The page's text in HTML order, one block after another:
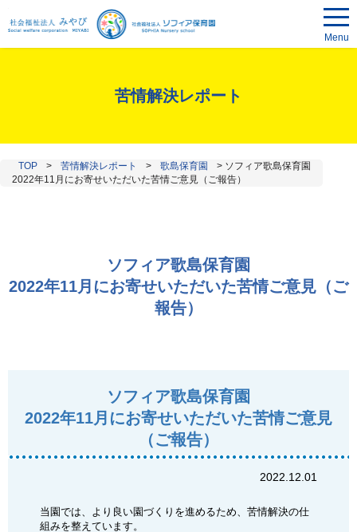
Menu
苦情解決レポート
TOP > 苦情解決レポート > 歌島保育園 > ソフィア歌島保育園
2022年11月にお寄せいただいた苦情ご意見（ご報告）
ソフィア歌島保育園
2022年11月にお寄せいただいた苦情ご意見（ご
報告）
ソフィア歌島保育園
2022年11月にお寄せいただいた苦情ご意見
（ご報告）
2022.12.01
当園では、より良い園づくりを進めるため、苦情解決の仕
組みを整えています。